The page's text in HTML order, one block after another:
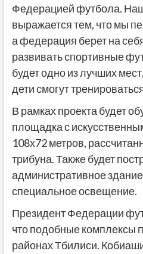
Федерацией футбола.
выражается тем, что мы
а федерация берет на
развивать спортивные
будет одно из лучших
дети смогут
В рамках проекта будет
площадка с
108х72 метров,
трибуна. Также будет
административное
специальное освещение.
Президент Федерации
что подобные комплексы
районах Тбилиси.